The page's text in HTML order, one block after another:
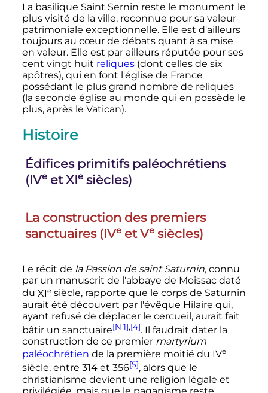
La basilique Saint Sernin reste le monument le
plus visité de la ville, reconnue pour sa valeur
patrimoniale exceptionnelle. Elle est d'ailleurs
toujours au cœur de débats quant à sa mise
en valeur. Elle est par ailleurs réputée pour ses
cent vingt huit reliques(dont celles de six
apôtres), qui en font l'église de France
possédant le plus grand nombre de reliques
(la seconde église au monde qui en possède le
plus, après le Vatican).
Histoire
Édifices primitifs paléochrétiens
(IVe et XIe siècles)
La construction des premiers
sanctuaires (IVe et Ve siècles)
Le récit de la Passion de saint Saturnin, connu
par un manuscrit de l'abbaye de Moissac daté
du XIe siècle, rapporte que le corps de Saturnin
aurait été découvert par l'évêque Hilaire qui,
ayant refusé de déplacer le cercueil, aurait fait
bâtir un sanctuaire[N 1],[4]. Il faudrait dater la
construction de ce premier martyrium
paléochrétien de la première moitié du IVe
siècle, entre 314 et 356[5], alors que le
christianisme devient une religion légale et